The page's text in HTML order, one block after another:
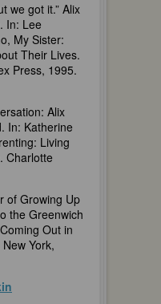
we got it.” Alix
In: Lee
My Sister:
Their Lives.
Press, 1995.
Alix
In: Katherine
Living
Charlotte
of Growing Up
the Greenwich
Out in
York,